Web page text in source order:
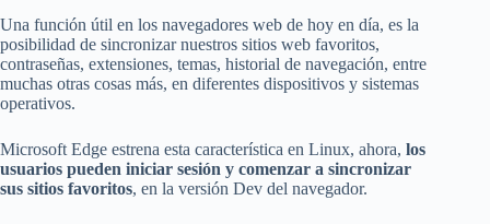
Una función útil en los navegadores web de hoy en día, es la
posibilidad de sincronizar nuestros sitios web favoritos,
contraseñas, extensiones, temas, historial de navegación, entre
muchas otras cosas más, en diferentes dispositivos y sistemas
operativos.
Microsoft Edge estrena esta característica en Linux, ahora, los
usuarios pueden iniciar sesión y comenzar a sincronizar
sus sitios favoritos, en la versión Dev del navegador.